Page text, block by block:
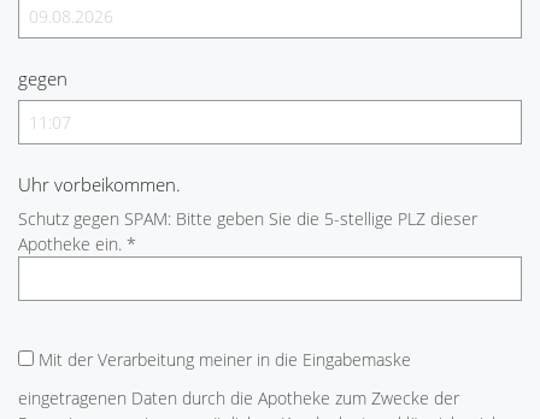
gegen
Uhr vorbeikommen.
Schutz gegen SPAM: Bitte geben Sie die 5-stellige PLZ dieser
Apotheke ein. *
Mit der Verarbeitung meiner in die Eingabemaske
eingetragenen Daten durch die Apotheke zum Zwecke der